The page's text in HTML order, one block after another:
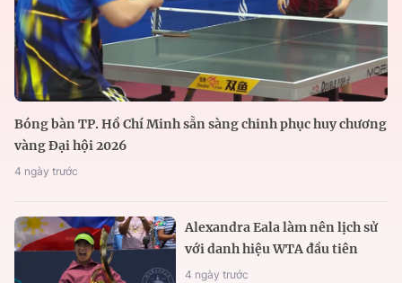
Bóng bàn TP. Hồ Chí Minh sẵn sàng chinh phục huy chương
vàng Đại hội 2026
4 ngày trước
Alexandra Eala làm nên lịch sử
với danh hiệu WTA đầu tiên
4 ngày trước